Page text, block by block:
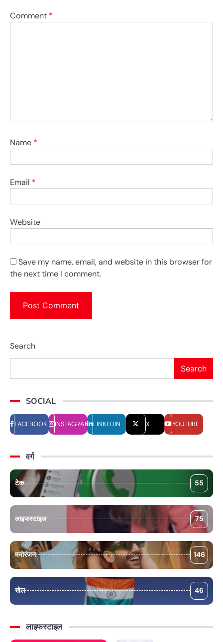
Comment *
Name *
Email *
Website
Save my name, email, and website in this browser for
the next time I comment.
Search
Search
SOCIAL
FACEBOOK INSTAGRAM LINKEDIN X YOUTUBE
वर्ग
टेक 55
लाइफस्टाइल 75
मनोरंजन 146
खेल 46
लाइफस्टाइल